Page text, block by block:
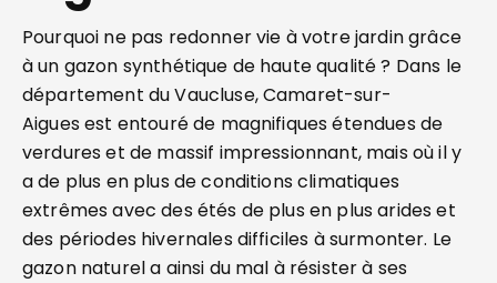
Pourquoi ne pas redonner vie à votre jardin grâce
à un gazon synthétique de haute qualité ? Dans le
département du Vaucluse, Camaret-sur-
Aigues est entouré de magnifiques étendues de
verdures et de massif impressionnant, mais où il y
a de plus en plus de conditions climatiques
extrêmes avec des étés de plus en plus arides et
des périodes hivernales difficiles à surmonter. Le
gazon naturel a ainsi du mal à résister à ses